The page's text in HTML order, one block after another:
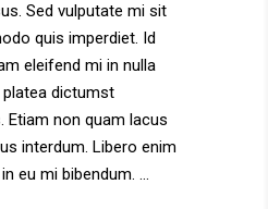
Sed vulputate mi sit
quis imperdiet. Id
eleifend mi in nulla
dictumst
Etiam non quam lacus
interdum. Libero enim
eu mi bibendum.